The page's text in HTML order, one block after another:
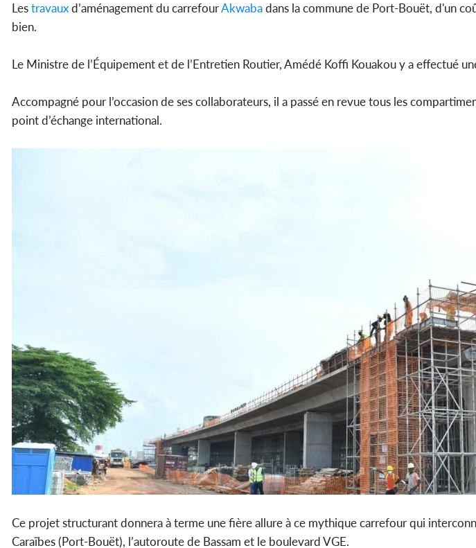
Lestravauxd’aménagement du carrefourAkwabadans la commune de Port-Bouët, d'un
bien.
Le Ministre de l’Équipement et de l’Entretien Routier, Amédé Koffi Kouakou y a effectué
Accompagné pour l’occasion de ses collaborateurs, il a passé en revue tous les
point d’échange international.
Ce projet structurant donnera à terme une fière allure à ce mythique carrefour qui
Caraïbes (Port-Bouët), l’autoroute de Bassam et le boulevard VGE.